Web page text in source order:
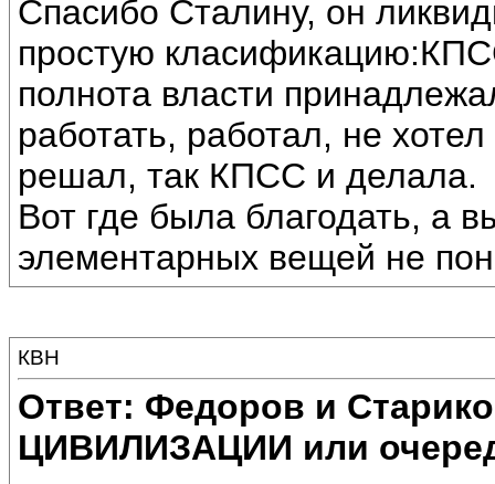
Спасибо Сталину, он
простую
полнота власти
работать, работал, не
решал, так КПСС и делала.
Вот где была благодать, а
элементарных вещей не
КВН
Ответ: Федоров и
ЦИВИЛИЗАЦИИ или